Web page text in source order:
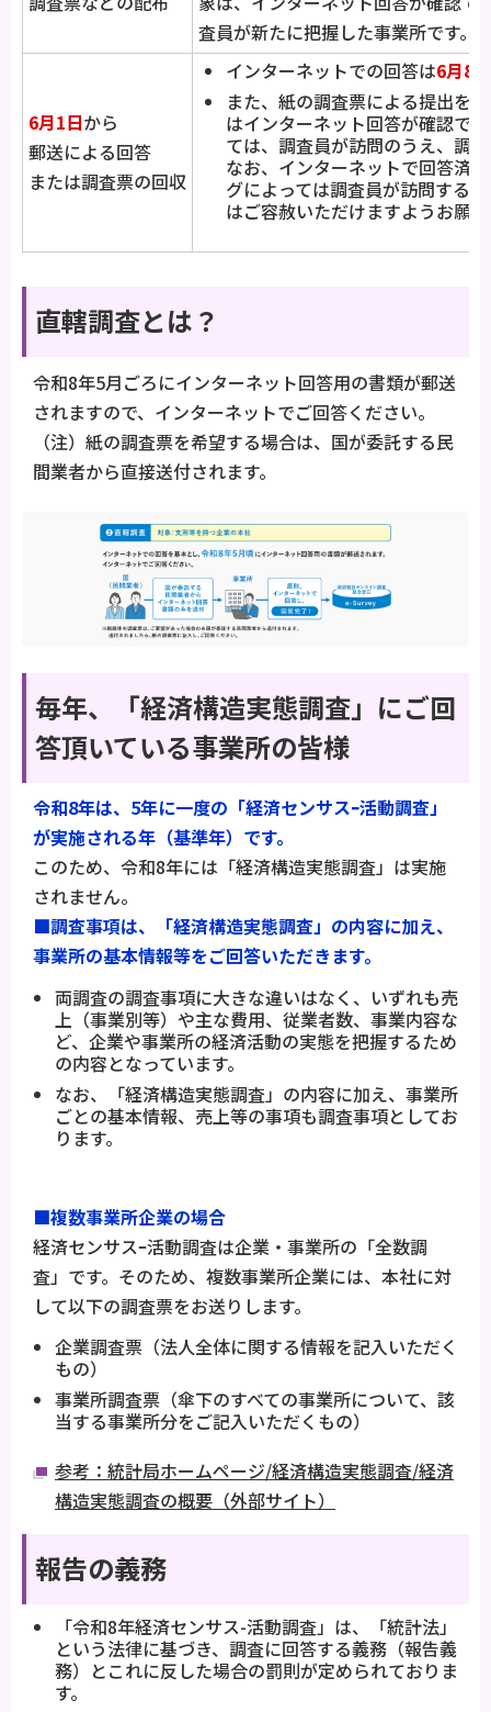
査員が新たに把握した事業所です。
6月1日から
郵送による回答
または調査票の回収
インターネットでの回答は6月8日
また、紙の調査票による提出を
はインターネット回答が確認で
ては、調査員が訪問のうえ、調
なお、インターネットで回答済
グによっては調査員が訪問する
はご容赦いただけますようお願
直轄調査とは？
令和8年5月ごろにインターネット回答用の書類が郵送
されますので、インターネットでご回答ください。
（注）紙の調査票を希望する場合は、国が委託する民
間業者から直接送付されます。
毎年、「経済構造実態調査」にご回
答頂いている事業所の皆様
令和8年は、5年に一度の「経済センサスｰ活動調査」
が実施される年（基準年）です。
このため、令和8年には「経済構造実態調査」は実施
されません。
■調査事項は、「経済構造実態調査」の内容に加え、
事業所の基本情報等をご回答いただきます。
両調査の調査事項に大きな違いはなく、いずれも売
上（事業別等）や主な費用、従業者数、事業内容な
ど、企業や事業所の経済活動の実態を把握するため
の内容となっています。
なお、「経済構造実態調査」の内容に加え、事業所
ごとの基本情報、売上等の事項も調査事項としてお
ります。
■複数事業所企業の場合
経済センサスｰ活動調査は企業・事業所の「全数調
査」です。そのため、複数事業所企業には、本社に対
して以下の調査票をお送りします。
企業調査票（法人全体に関する情報を記入いただく
もの）
事業所調査票（傘下のすべての事業所について、該
当する事業所分をご記入いただくもの）
参考：統計局ホームページ/経済構造実態調査/経済
構造実態調査の概要（外部サイト）
報告の義務
「令和8年経済センサス-活動調査」は、「統計法」
という法律に基づき、調査に回答する義務（報告義
務）とこれに反した場合の罰則が定められておりま
す。